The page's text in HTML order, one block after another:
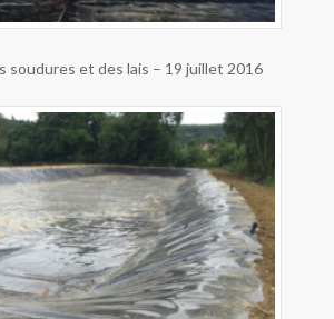
soudures et des lais – 19 juillet 2016